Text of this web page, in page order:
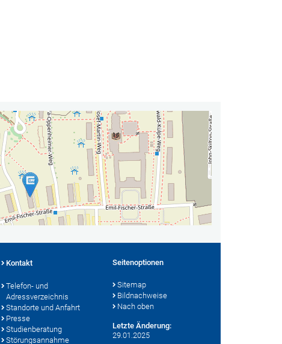
Kontakt
Telefon- und
Adressverzeichnis
Standorte und Anfahrt
Presse
Studienberatung
Störungsannahme
Seitenoptionen
Sitemap
Bildnachweise
Nach oben
Letzte Änderung:
29.01.2025